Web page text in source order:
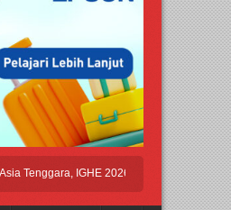
IGHE 2026 Kembali Digelar di Jakarta